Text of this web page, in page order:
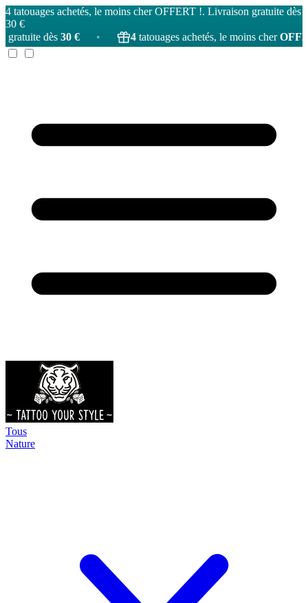
4 tatouages achetés, le moins cher OFFERT !. Livraison gratuite dès
30 €
30 € • 4tatouages achetés, le moins cherOFFERT! •
Tous
Nature